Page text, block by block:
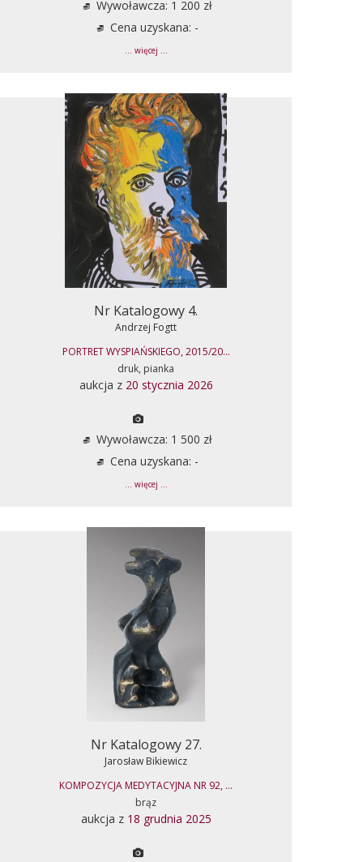
Wywoławcza: 1 200 zł
Cena uzyskana: -
... więcej ...
Nr Katalogowy 4.
Andrzej Fogtt
PORTRET WYSPIAŃSKIEGO, 2015/20...
druk, pianka
aukcja z 20 stycznia 2026
Wywoławcza: 1 500 zł
Cena uzyskana: -
... więcej ...
Nr Katalogowy 27.
Jarosław Bikiewicz
KOMPOZYCJA MEDYTACYJNA NR 92, ...
brąz
aukcja z 18 grudnia 2025